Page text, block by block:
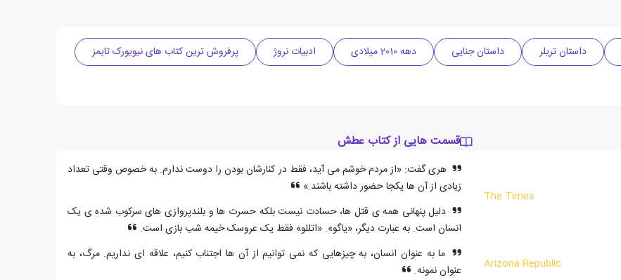
داستان تریلر داستان جنایی دهه 2010 میلادی ادبیات نروژ
پرفروش ترین کتاب های نیویورک تایمز
The Times
Arizona Republic
قسمت هایی از کتاب عطش
هری گفت: «از مردم خوشم می آید، فقط در کنارشان بودن را دوست ندارم. به خصوص وقتی تعداد
زیادی از آن ها یکجا حضور داشته باشند.»
دلیل پنهانی همه ی قتل ها، حسادت نیست بلکه حسرت ها و بلندپروازی های سرکوب شده ی یک
انسان است. به عبارت دیگر، «یاگو». «اتللو» فقط یک عروسک خیمه شب بازی است.
ما به عنوان انسان، به چیزهایی که نمی توانیم از آن ها اجتناب کنیم، علاقه ای نداریم. مرگ، به
عنوان نمونه.